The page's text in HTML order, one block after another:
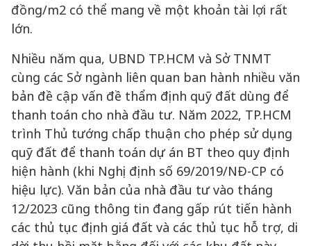
đồng/m2 có thể mang về một khoản tài lợi rất
lớn.
Nhiều năm qua, UBND TP.HCM và Sở TNMT
cùng các Sở ngành liên quan ban hành nhiều văn
bản đề cập vấn đề thẩm định quỹ đất dùng để
thanh toán cho nhà đầu tư. Năm 2022, TP.HCM
trình Thủ tướng chấp thuận cho phép sử dụng
quỹ đất để thanh toán dự án BT theo quy định
hiện hành (khi Nghị định số 69/2019/NĐ-CP có
hiệu lực). Văn bản của nhà đầu tư vào tháng
12/2023 cũng thông tin đang gấp rút tiến hành
các thủ tục định giá đất và các thủ tục hỗ trợ, di